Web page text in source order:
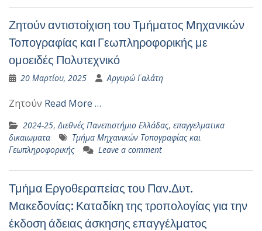
Ζητούν αντιστοίχιση του Τμήματος Μηχανικών
Τοπογραφίας και Γεωπληροφορικής με
ομοειδές Πολυτεχνικό
20 Μαρτίου, 2025 Αργυρώ Γαλάτη
Ζητούν Read More …
2024-25,Διεθνές Πανεπιστήμιο Ελλάδας, επαγγελματικα
δικαιωματα
Τμήμα Μηχανικών Τοπογραφίας και
Γεωπληροφορικής
Leave a comment
Τμήμα Εργοθεραπείας του Παν.Δυτ.
Μακεδονίας: Καταδίκη της τροπολογίας για την
έκδοση άδειας άσκησης επαγγέλματος